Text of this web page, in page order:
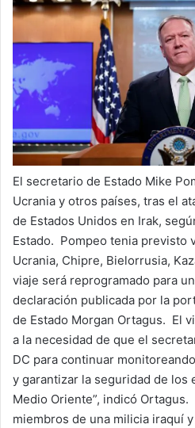
e
El secretario de Estado Mike
Ucrania y otros países, tras el
de Estados Unidos en Irak,
Estado. Pompeo tenia previsto
Ucrania, Chipre, Bielorrusia,
viaje será reprogramado para
declaración publicada por la
de Estado Morgan Ortagus. El
a la necesidad de que el
DC para continuar
y garantizar la seguridad de los
Medio Oriente”, indicó
miembros de una milicia iraquí